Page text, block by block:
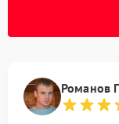
Романов